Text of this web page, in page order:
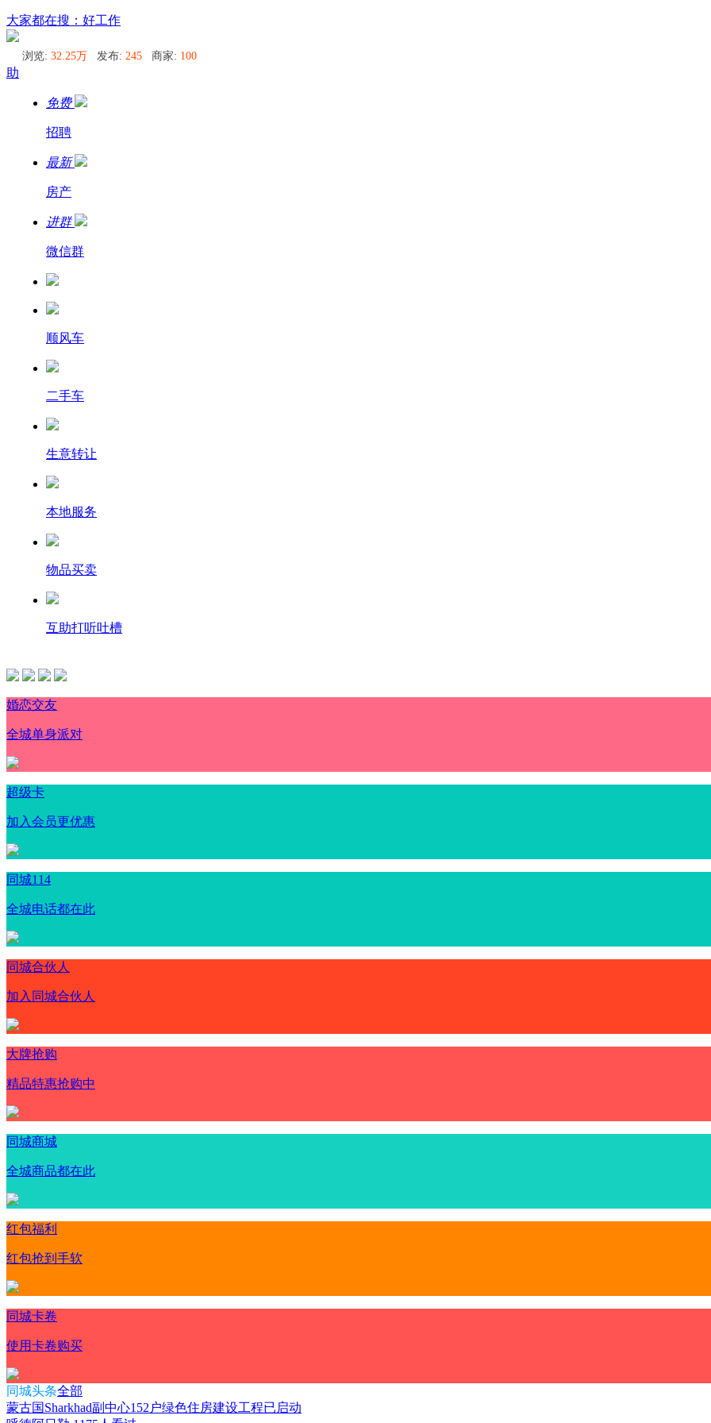
大家都在搜：好工作
浏览: 32.25万 发布: 245 商家: 100
助
免费
招聘
最新
房产
进群
微信群
顺风车
二手车
生意转让
本地服务
物品买卖
互助打听吐槽
婚恋交友
全城单身派对
超级卡
加入会员更优惠
同城114
全城电话都在此
同城合伙人
加入同城合伙人
大牌抢购
精品特惠抢购中
同城商城
全城商品都在此
红包福利
红包抢到手软
同城卡卷
使用卡卷购买
同城头条全部
蒙古国Sharkhad副中心152户绿色住房建设工程已启动